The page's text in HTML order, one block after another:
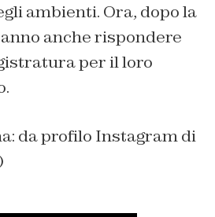
ambienti. Ora, dopo la
anche rispondere
per il loro
da profilo Instagram di